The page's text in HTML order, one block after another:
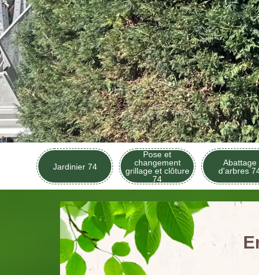
Jardinier 74
Pose et
changement
grillage et clôture
74
Abattage
d'arbres